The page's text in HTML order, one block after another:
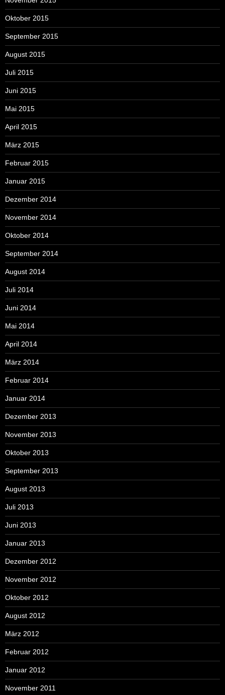
Oktober 2015
September 2015
August 2015
Juli 2015
Juni 2015
Mai 2015
April 2015
März 2015
Februar 2015
Januar 2015
Dezember 2014
November 2014
Oktober 2014
September 2014
August 2014
Juli 2014
Juni 2014
Mai 2014
April 2014
März 2014
Februar 2014
Januar 2014
Dezember 2013
November 2013
Oktober 2013
September 2013
August 2013
Juli 2013
Juni 2013
Januar 2013
Dezember 2012
November 2012
Oktober 2012
August 2012
März 2012
Februar 2012
Januar 2012
November 2011